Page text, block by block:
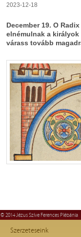
2023-12-18
December 19. O
elnémulnak a
várass tovább
© 2014 Jézus Szíve Ferences Plébánia
Szerzeteseink